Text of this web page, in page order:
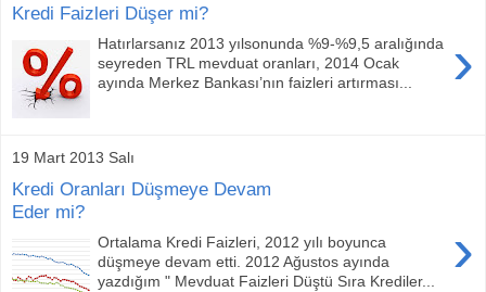
Kredi Faizleri Düşer mi?
›
Hatırlarsanız 2013 yılsonunda %9-%9,5 aralığında
seyreden TRL mevduat oranları, 2014 Ocak
ayında Merkez Bankası’nın faizleri artırması...
19 Mart 2013 Salı
Kredi Oranları Düşmeye Devam
Eder mi?
›
Ortalama Kredi Faizleri, 2012 yılı boyunca
düşmeye devam etti. 2012 Ağustos ayında
yazdığım " Mevduat Faizleri Düştü Sıra Krediler...